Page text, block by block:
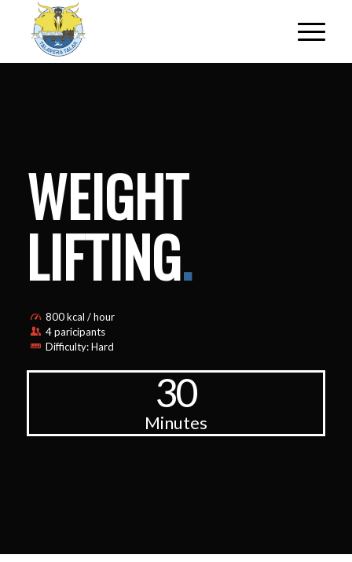
WEIGHT
LIFTING.
800 kcal / hour
4 paricipants
Difficulty: Hard
30
Minutes